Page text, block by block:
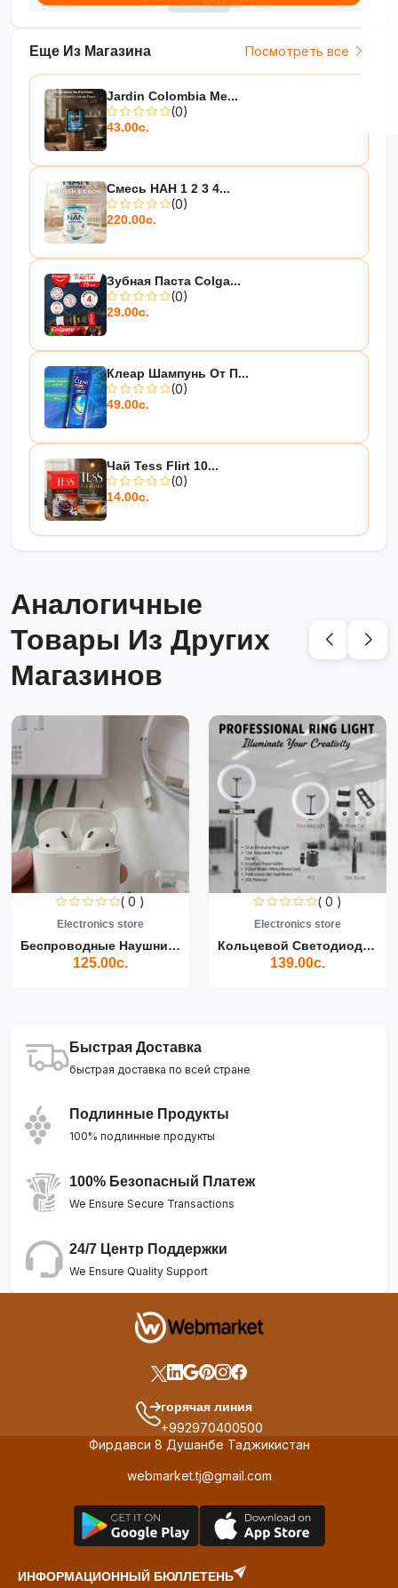
Еще Из Магазина Посмотреть все
Jardin Colombia Me...
(0)
43.00с.
Смесь НАН 1 2 3 4...
(0)
220.00с.
Зубная Паста Colga...
(0)
29.00с.
Клеар Шампунь От П...
(0)
49.00с.
Чай Tess Flirt 10...
(0)
14.00с.
Аналогичные
Товары Из Других
Магазинов
( 0 )
Electronics store
Беспроводные Наушники Air...
125.00с.
( 0 )
Electronics store
Кольцевой Светодиодный Св...
139.00с.
Быстрая Доставка
быстрая доставка по всей стране
Подлинные Продукты
100% подлинные продукты
100% Безопасный Платеж
We Ensure Secure Transactions
24/7 Центр Поддержки
We Ensure Quality Support
горячая линия
+992970400500
Фирдавси 8 Душанбе Таджикистан
webmarket.tj@gmail.com
ИНФОРМАЦИОННЫЙ БЮЛЛЕТЕНЬ